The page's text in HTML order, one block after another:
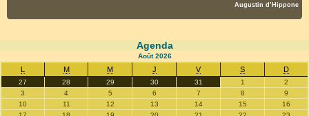
Augustin d’Hippone
Agenda
Août2026
L M M J V S D
27 28 29 30 31 1
2
3
4 5 6 7 8
9
10
11 12 13 14 15
16